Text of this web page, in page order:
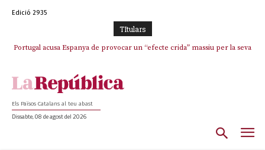
Edició 2935
TItulars
Portugal acusa Espanya de provocar un “efecte crida” massiu per la seva
El col·lapse de l’operació de Marc Puigtió a Girona: desbandada de
Els Països Catalans al teu abast
Dissabte, 08 de agost del 2026